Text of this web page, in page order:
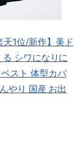
天1位/新作】美ド
シワになりに
スト 体型カバ
やり 国産 お出